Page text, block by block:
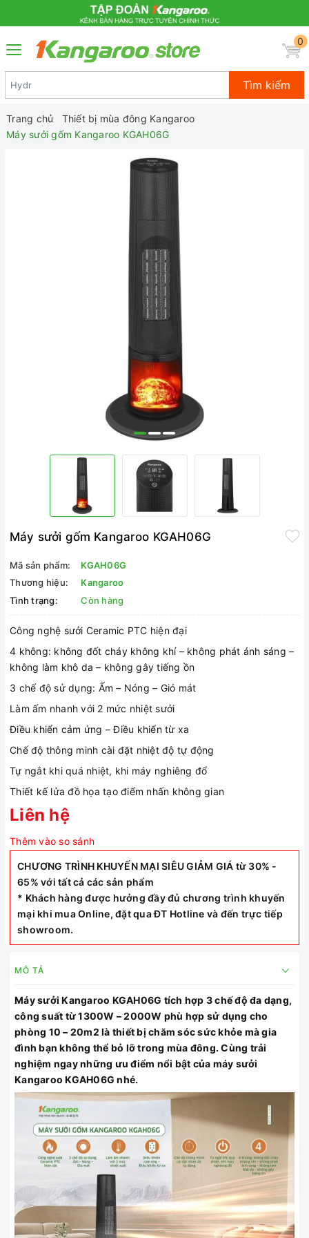
0
Tìm kiếm
Trang chủ
Thiết bị mùa đông Kangaroo
Máy sưởi gốm Kangaroo KGAH06G
Máy sưởi gốm Kangaroo KGAH06G
Mã sản phẩm:
KGAH06G
Thương hiệu:
Kangaroo
Tình trạng:
Còn hàng
Công nghệ sưởi Ceramic PTC hiện đại
4 không: không đốt cháy không khí – không phát ánh sáng –
không làm khô da – không gây tiếng ồn
3 chế độ sử dụng: Ấm – Nóng – Gió mát
Làm ấm nhanh với 2 mức nhiệt sưởi
Điều khiển cảm ứng – Điều khiển từ xa
Chế độ thông minh cài đặt nhiệt độ tự động
Tự ngắt khi quá nhiệt, khi máy nghiêng đổ
Thiết kế lửa đồ họa tạo điểm nhấn không gian
Liên hệ
Thêm vào so sánh
CHƯƠNG TRÌNH KHUYẾN MẠI SIÊU GIẢM GIÁ từ 30% -
65% với tất cả các sản phẩm
* Khách hàng được hưởng đầy đủ chương trình khuyến
mại khi mua Online, đặt qua ĐT Hotline và đến trực tiếp
showroom.
MÔ TẢ
Máy sưởi Kangaroo KGAH06G tích hợp 3 chế độ đa dạng,
công suất từ 1300W – 2000W phù hợp sử dụng cho
phòng 10 – 20m2 là thiết bị chăm sóc sức khỏe mà gia
đình bạn không thể bỏ lỡ trong mùa đông. Cùng trải
nghiệm ngay những ưu điểm nổi bật của máy sưởi
Kangaroo KGAH06G nhé.